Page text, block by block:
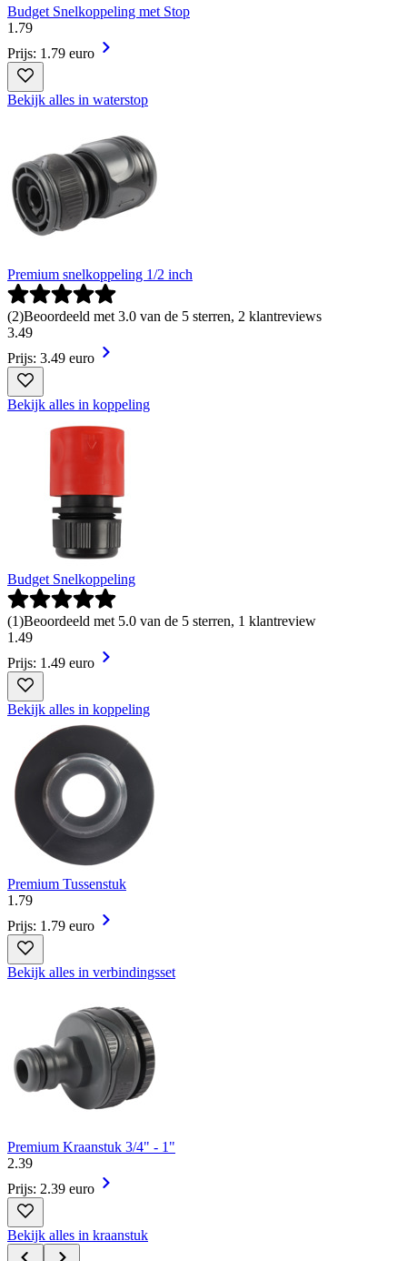
Budget Snelkoppeling met Stop
1 .79
Prijs: 1.79 euro
Bekijk alles in waterstop
Premium snelkoppeling 1/2 inch
(2)Beoordeeld met 3.0 van de 5 sterren, 2 klantreviews
3.49
Prijs: 3.49 euro
Bekijk alles in koppeling
Budget Snelkoppeling
(1)Beoordeeld met 5.0 van de 5 sterren, 1 klantreview
1 .49
Prijs: 1.49 euro
Bekijk alles in koppeling
Premium Tussenstuk
1 .79
Prijs: 1.79 euro
Bekijk alles in verbindingsset
Premium Kraanstuk 3/4" - 1"
2.39
Prijs: 2.39 euro
Bekijk alles in kraanstuk